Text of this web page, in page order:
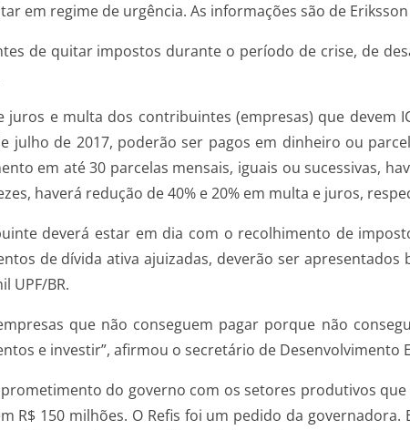
em regime de urgência. As informações são de
de quitar impostos durante o período de crise, de
e multa dos contribuintes (empresas) que devem
julho de 2017, poderão ser pagos em dinheiro ou
em até 30 parcelas mensais, iguais ou sucessivas,
haverá redução de 40% e 20% em multa e juros,
deverá estar em dia com o recolhimento de
de dívida ativa ajuizadas, deverão ser
UPF/BR.
que não conseguem pagar porque não
e investir”, afirmou o secretário de Desenvolvimento
do governo com os setores produtivos
R$ 150 milhões. O Refis foi um pedido da